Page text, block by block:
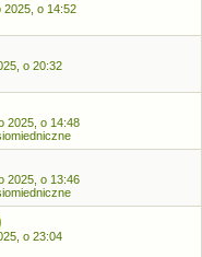
2025, o 14:52
o 20:32
2025, o 14:48
2025, o 13:46
o 23:04